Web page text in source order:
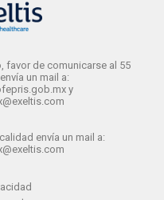
favor de comunicarse al 55
un mail a:
y
envía un mail a: